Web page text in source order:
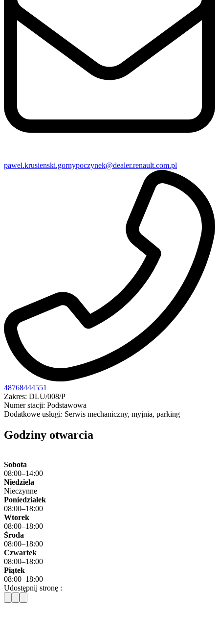
pawel​.krusienski.gornypoczynek@​dealer.renault.com.pl
48768444551
Zakres: DLU/008/P
Numer stacji: Podstawowa
Dodatkowe usługi: Serwis mechaniczny, myjnia, parking
Godziny otwarcia
Sobota
08:00–14:00
Niedziela
Nieczynne
Poniedziałek
08:00–18:00
Wtorek
08:00–18:00
Środa
08:00–18:00
Czwartek
08:00–18:00
Piątek
08:00–18:00
Udostępnij stronę :